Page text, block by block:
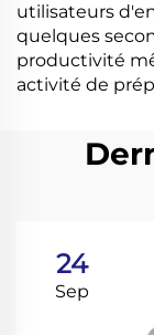
utilisateurs
quelques
productivité
activité de
24
Sep